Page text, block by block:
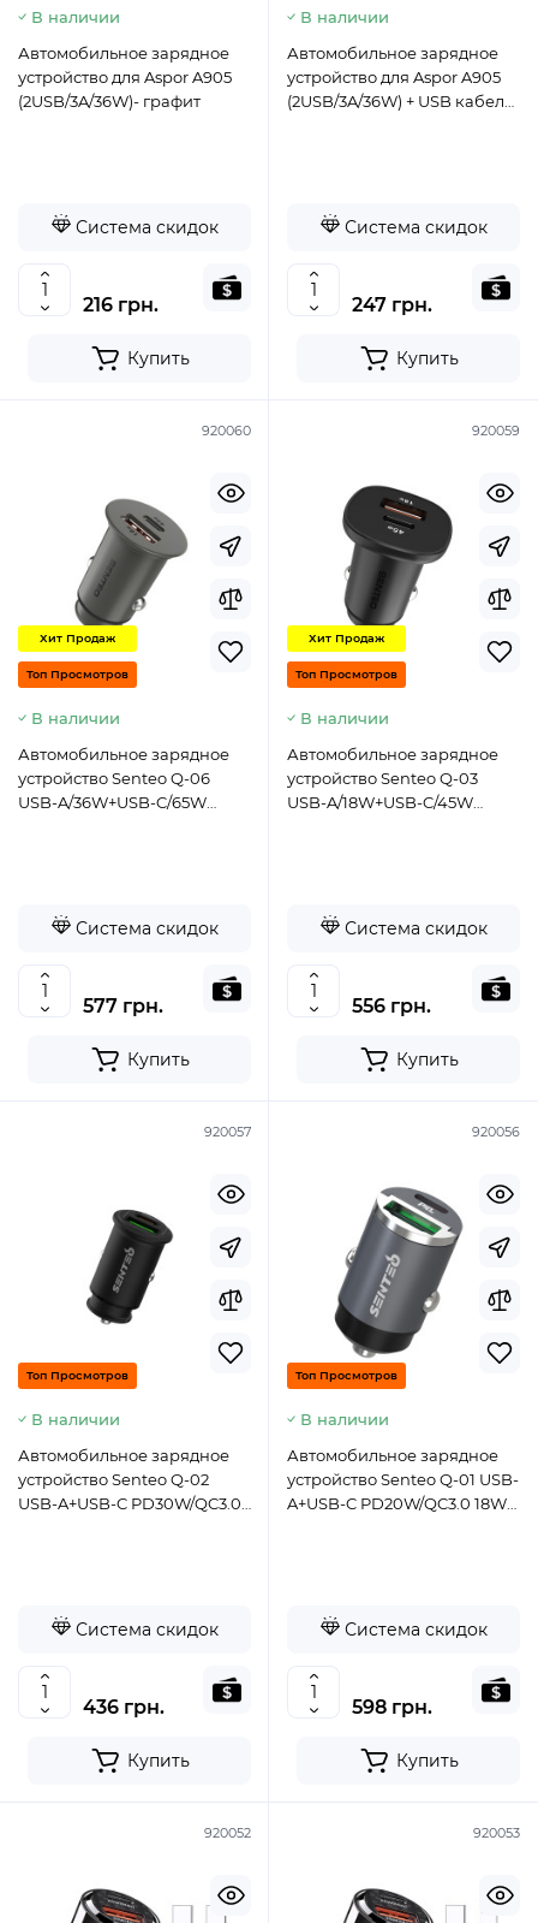
В наличии
Автомобильное зарядное
устройство для Aspor A905
(2USB/3A/36W)- графит
Система скидок
216 грн.
Купить
В наличии
Автомобильное зарядное
устройство для Aspor A905
(2USB/3A/36W) + USB кабель
Система скидок
247 грн.
Купить
920060
Хит Продаж
Топ Просмотров
В наличии
Автомобильное зарядное
устройство Senteo Q-06
USB-A/36W+USB-C/65W
Система скидок
577 грн.
Купить
920059
Хит Продаж
Топ Просмотров
В наличии
Автомобильное зарядное
устройство Senteo Q-03
USB-A/18W+USB-C/45W
Система скидок
556 грн.
Купить
920057
Топ Просмотров
В наличии
Автомобильное зарядное
устройство Senteo Q-02
USB-A+USB-C PD30W/QC3.0
Система скидок
436 грн.
Купить
920056
Топ Просмотров
В наличии
Автомобильное зарядное
устройство Senteo Q-01 USB-
A+USB-C PD20W/QC3.0 18W
Система скидок
598 грн.
Купить
920052 920053